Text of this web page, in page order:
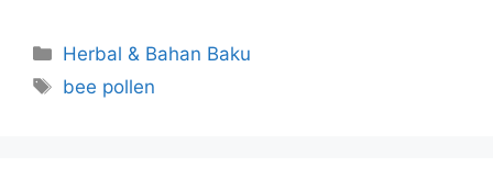
Kategori
Herbal & Bahan Baku
Tag
bee pollen